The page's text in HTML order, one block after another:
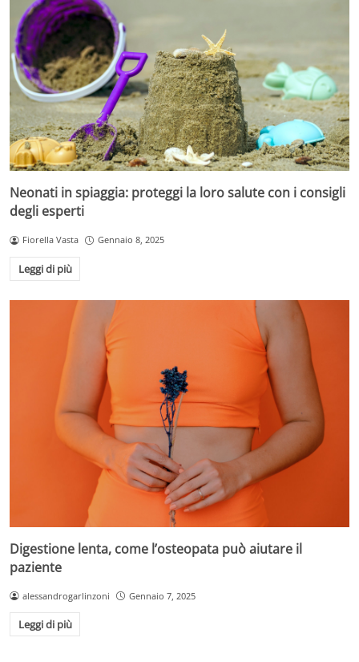
Neonati in spiaggia: proteggi la loro salute con i consigli
degli esperti
Fiorella Vasta Gennaio 8, 2025
Leggi di più
Digestione lenta, come l’osteopata può aiutare il
paziente
alessandrogarlinzoni Gennaio 7, 2025
Leggi di più